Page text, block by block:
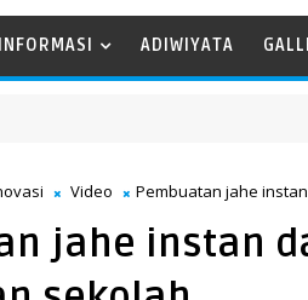
INFORMASI ADIWIYATA
Video Pembuatan jahe
jahe instan